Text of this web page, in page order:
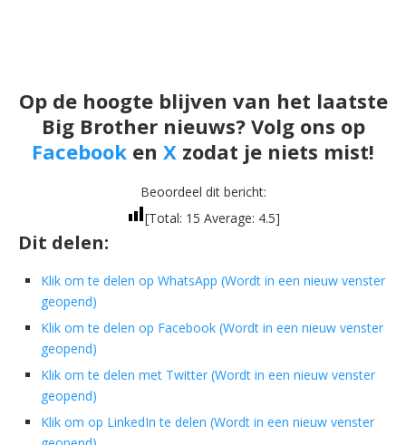
Op de hoogte blijven van het laatste
Big Brother nieuws? Volg ons op
Facebook en X zodat je niets mist!
Beoordeel dit bericht:
[Total: 15 Average: 4.5]
Dit delen:
Klik om te delen op WhatsApp (Wordt in een nieuw venster
geopend)
Klik om te delen op Facebook (Wordt in een nieuw venster
geopend)
Klik om te delen met Twitter (Wordt in een nieuw venster
geopend)
Klik om op LinkedIn te delen (Wordt in een nieuw venster